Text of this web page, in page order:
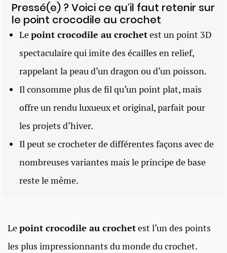
Pressé(e) ? Voici ce qu’il faut retenir sur
le point crocodile au crochet
Lepoint crocodile au crochetest un point 3D
spectaculaire qui imite des écailles en relief,
rappelant la peau d’un dragon ou d’un poisson.
Il consomme plus de fil qu’un point plat, mais
offre un rendu luxueux et original, parfait pour
les projets d’hiver.
Il peut se crocheter de différentes façons avec de
nombreuses variantes mais le principe de base
reste le même.
Lepoint crocodile au crochetest l’un des points
les plus impressionnants du monde du crochet.